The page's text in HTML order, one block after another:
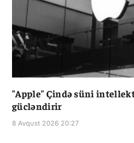
"Apple" Çində süni
gücləndirir
8 Avqust 2026 20:27